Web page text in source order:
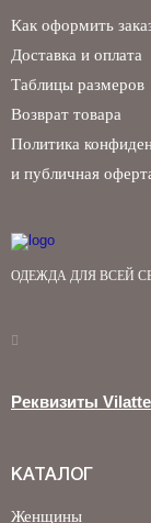
ОДЕЖДА ДЛЯ ВСЕЙ
Реквизиты Vilatte
Как оформить
Доставка и оплата
Таблицы размеров
Возврат товара
Политика
и публичная
КАТАЛОГ
Женщины